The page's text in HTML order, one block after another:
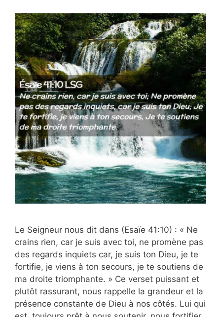
Le Seigneur nous dit dans (Esaïe 41:10) : « Ne
crains rien, car je suis avec toi, ne promène pas
des regards inquiets car, je suis ton Dieu, je te
fortifie, je viens à ton secours, je te soutiens de
ma droite triomphante. » Ce verset puissant et
plutôt rassurant, nous rappelle la grandeur et la
présence constante de Dieu à nos côtés. Lui qui